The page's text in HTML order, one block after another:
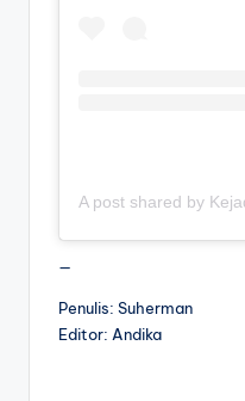
—
Penulis: Suherman
Editor: Andika